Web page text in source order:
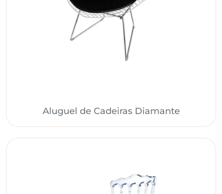
Aluguel de Cadeiras Diamante